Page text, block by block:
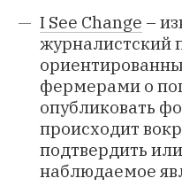
I See Change –
журналистский
фермерами о
опубликовать
происходит
подтвердить
наблюдаемое